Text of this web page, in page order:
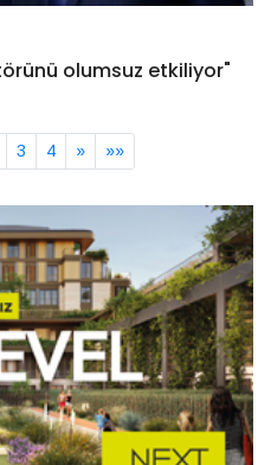
olumsuz etkiliyor"
3 4 » »»